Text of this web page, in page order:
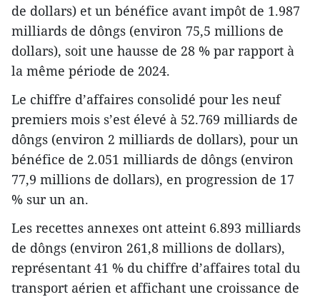
de dollars) et un bénéfice avant impôt de 1.987
milliards de dôngs (environ 75,5 millions de
dollars), soit une hausse de 28 % par rapport à
la même période de 2024.
Le chiffre d’affaires consolidé pour les neuf
premiers mois s’est élevé à 52.769 milliards de
dôngs (environ 2 milliards de dollars), pour un
bénéfice de 2.051 milliards de dôngs (environ
77,9 millions de dollars), en progression de 17
% sur un an.
Les recettes annexes ont atteint 6.893 milliards
de dôngs (environ 261,8 millions de dollars),
représentant 41 % du chiffre d’affaires total du
transport aérien et affichant une croissance de